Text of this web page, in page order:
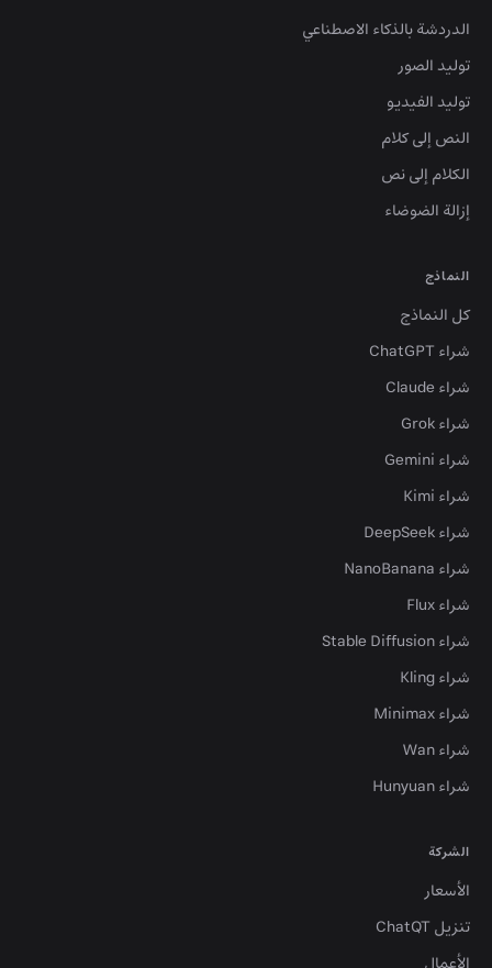
الدردشة بالذكاء الاصطناعي
توليد الصور
توليد الفيديو
النص إلى كلام
الكلام إلى نص
إزالة الضوضاء
النماذج
كل النماذج
شراء ChatGPT
شراء Claude
شراء Grok
شراء Gemini
شراء Kimi
شراء DeepSeek
شراء NanoBanana
شراء Flux
شراء Stable Diffusion
شراء Kling
شراء Minimax
شراء Wan
شراء Hunyuan
الشركة
الأسعار
تنزيل ChatQT